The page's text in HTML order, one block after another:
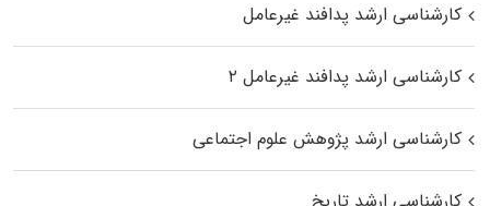
کارشناسی ارشد پدافند غیرعامل
کارشناسی ارشد پدافند غیرعامل ۲
کارشناسی ارشد پژوهش علوم اجتماعی